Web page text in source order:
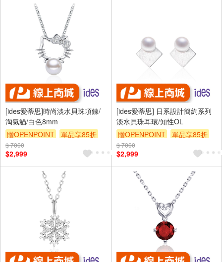
[ides愛蒂思]時尚淡水貝珠項鍊/
淘氣貓/白色8mm
贈OPENPOINT
單品享85折
$ 7000
$2,999
[ides愛蒂思] 日系設計簡約系列
淡水貝珠耳環/知性OL
贈OPENPOINT
單品享85折
$ 7000
$2,999